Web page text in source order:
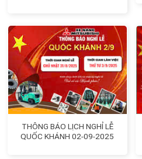
THÔNG BÁO LỊCH NGHỈ LỄ
QUỐC KHÁNH 02-09-2025